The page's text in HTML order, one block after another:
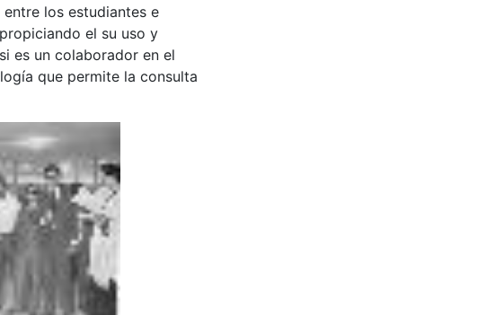
los estudiantes e
el su uso y
es un colaborador en el
que permite la consulta